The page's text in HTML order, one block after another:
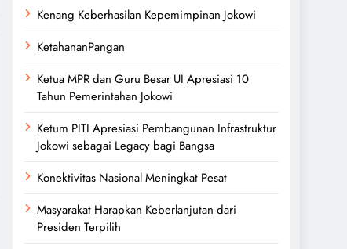
Kenang Keberhasilan Kepemimpinan Jokowi
KetahananPangan
Ketua MPR dan Guru Besar UI Apresiasi 10
Tahun Pemerintahan Jokowi
Ketum PITI Apresiasi Pembangunan Infrastruktur
Jokowi sebagai Legacy bagi Bangsa
Konektivitas Nasional Meningkat Pesat
Masyarakat Harapkan Keberlanjutan dari
Presiden Terpilih